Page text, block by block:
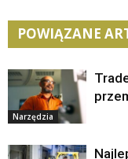
POWIĄZANE
Narzędzia